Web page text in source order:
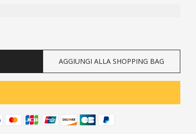
AGGIUNGI ALLA SHOPPING BAG